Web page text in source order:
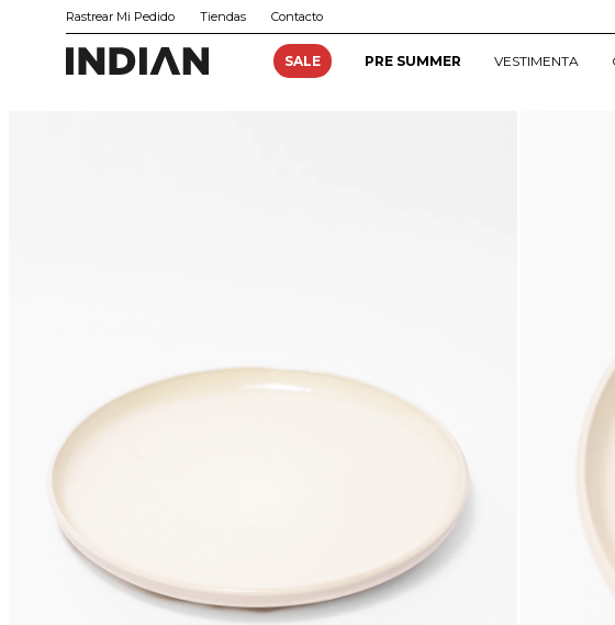
SALE PRE SUMMER VESTIMENTA
Rastrear Mi Pedido Tiendas Contacto